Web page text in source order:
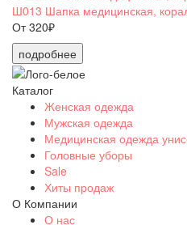
Ш013 Шапка медицинская,
От 320₽
подробнее
Каталог
Женская одежда
Мужская одежда
Медицинская одежда
Головные уборы
Sale
Хиты продаж
О Компании
О нас